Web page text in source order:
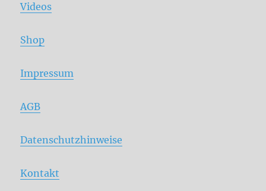
Videos
Shop
Impressum
AGB
Datenschutzhinweise
Kontakt